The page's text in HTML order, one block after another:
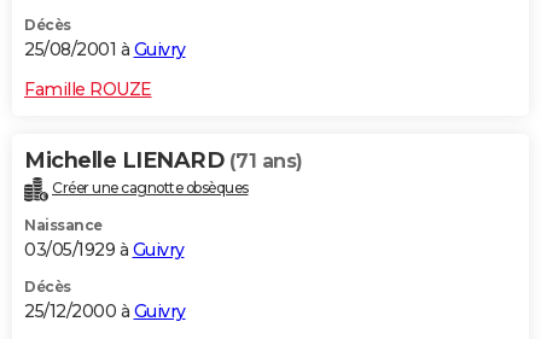
Décès
25/08/2001 à Guivry
Famille ROUZE
Michelle LIENARD (71 ans)
Créer une cagnotte obsèques
Naissance
03/05/1929 à Guivry
Décès
25/12/2000 à Guivry